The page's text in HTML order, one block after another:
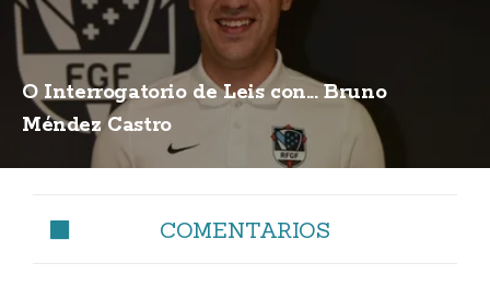
O Interrogatorio de Leis con... Bruno
Méndez Castro
COMENTARIOS